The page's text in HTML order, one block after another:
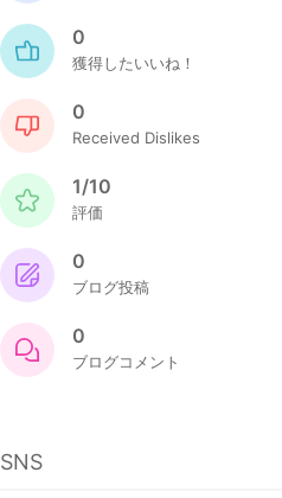
0
獲得したいいね！
0
Received Dislikes
1/10
評価
0
ブログ投稿
0
ブログコメント
SNS